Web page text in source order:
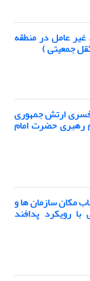
غیر عامل در منطقه
جمعیتی )
ارتش جمهوری
رهبری حضرت امام
مکان سازمان ها و
رویکرد پدافند